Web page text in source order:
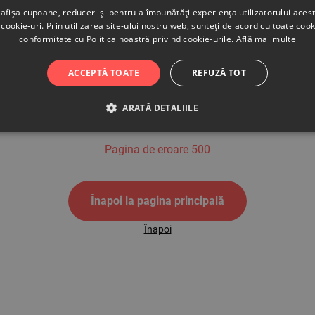
500
Pagina de eroare 500
Înapoi la pagina principală
Înapoi
cupoane, reduceri și pentru a îmbunătăți experiența utilizatorului
uri. Prin utilizarea site-ului nostru web, sunteți de acord cu toate
conformitate cu Politica noastră privind cookie-urile. Află mai multe
ACCEPTĂ TOATE REFUZĂ TOT
ARATĂ DETALIILE